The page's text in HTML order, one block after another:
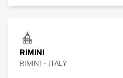
RIMINI
RIMINI - ITALY